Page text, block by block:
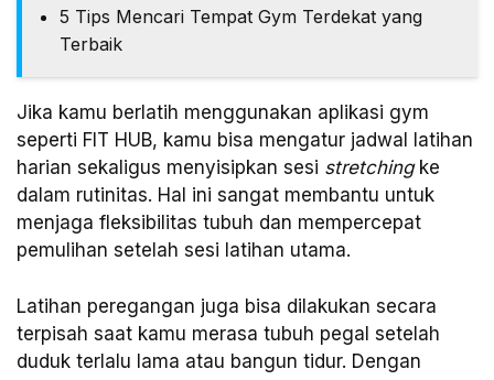
5 Tips Mencari Tempat Gym Terdekat yang
Terbaik
Jika kamu berlatih menggunakan aplikasi gym
seperti FIT HUB, kamu bisa mengatur jadwal latihan
harian sekaligus menyisipkan sesi stretchingke
dalam rutinitas. Hal ini sangat membantu untuk
menjaga fleksibilitas tubuh dan mempercepat
pemulihan setelah sesi latihan utama.
Latihan peregangan juga bisa dilakukan secara
terpisah saat kamu merasa tubuh pegal setelah
duduk terlalu lama atau bangun tidur. Dengan